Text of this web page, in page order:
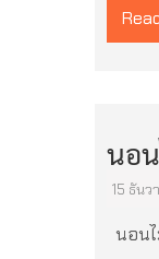
นอ
15 ธัน
นอน